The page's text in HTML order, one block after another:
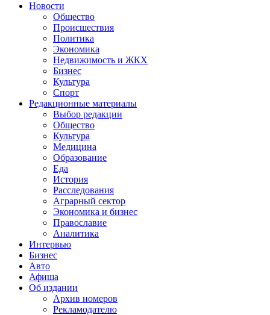
Новости
Общество
Происшествия
Политика
Экономика
Недвижимость и ЖКХ
Бизнес
Культура
Спорт
Редакционные материалы
Выбор редакции
Общество
Культура
Медицина
Образование
Еда
История
Расследования
Аграрный сектор
Экономика и бизнес
Православие
Аналитика
Интервью
Бизнес
Авто
Афиша
Об издании
Архив номеров
Рекламодателю